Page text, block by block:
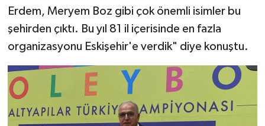
Erdem, Meryem Boz gibi çok önemli isimler bu
şehirden çıktı. Bu yıl 81 il içerisinde en fazla
organizasyonu Eskişehir'e verdik" diye konuştu.